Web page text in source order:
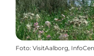
Foto: VisitAalborg,